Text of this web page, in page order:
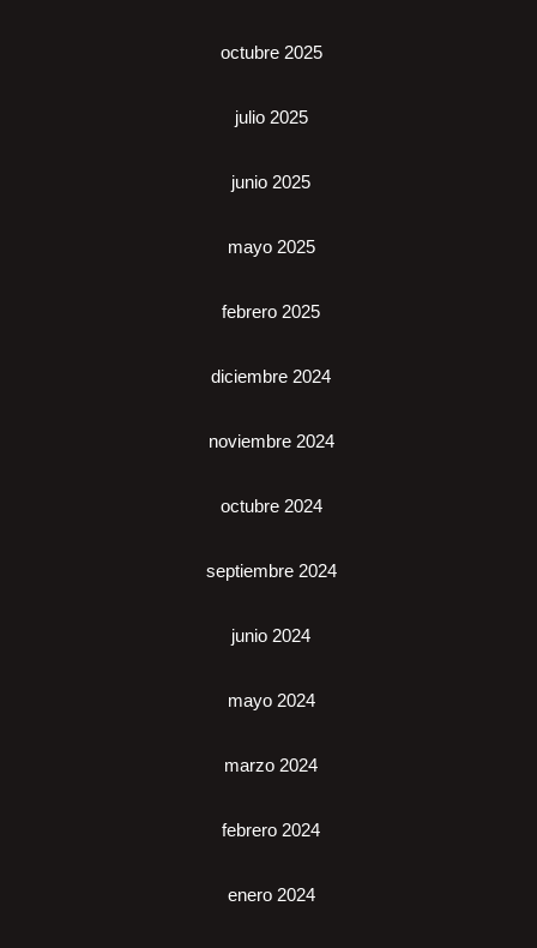
octubre 2025
julio 2025
junio 2025
mayo 2025
febrero 2025
diciembre 2024
noviembre 2024
octubre 2024
septiembre 2024
junio 2024
mayo 2024
marzo 2024
febrero 2024
enero 2024